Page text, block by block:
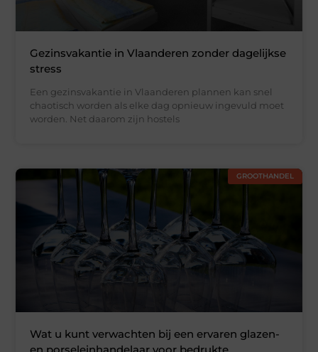
Gezinsvakantie in Vlaanderen zonder dagelijkse
stress
Een gezinsvakantie in Vlaanderen plannen kan snel
chaotisch worden als elke dag opnieuw ingevuld moet
worden. Net daarom zijn hostels
GROOTHANDEL
Wat u kunt verwachten bij een ervaren glazen-